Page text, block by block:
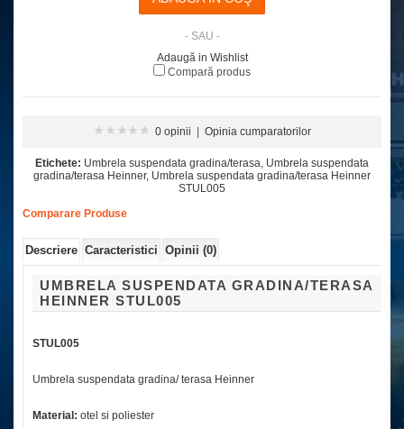
- SAU -
Adaugă in Wishlist
Compară produs
0 opinii Opinia cumparatorilor
Etichete: Umbrela suspendata gradina/terasa, Umbrela suspendata
gradina/terasa Heinner, Umbrela suspendata gradina/terasa Heinner
STUL005
Comparare Produse
Descriere Caracteristici Opinii (0)
UMBRELA SUSPENDATA GRADINA/TERASA
HEINNER STUL005
STUL005
Umbrela suspendata gradina/ terasa Heinner
Material: otel si poliester